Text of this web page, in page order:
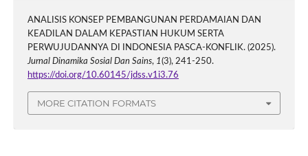
ANALISIS KONSEP PEMBANGUNAN PERDAMAIAN DAN
KEADILAN DALAM KEPASTIAN HUKUM SERTA
PERWUJUDANNYA DI INDONESIA PASCA-KONFLIK. (2025).
Jurnal Dinamika Sosial Dan Sains, 1(3), 241-250.
https://doi.org/10.60145/jdss.v1i3.76
MORE CITATION FORMATS